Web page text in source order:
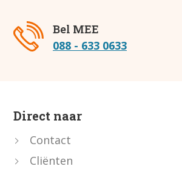
Bel MEE
088 - 633 0633
Direct naar
Contact
Cliënten